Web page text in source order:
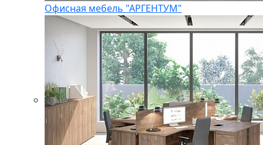
Офисная мебель "АРГЕНТУМ"